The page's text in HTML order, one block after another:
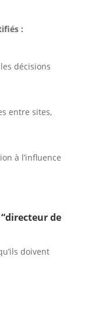
:
décisions
entre sites,
à l’influence
de
doivent